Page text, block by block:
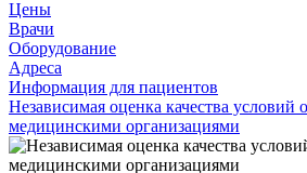
Цены
Врачи
Оборудование
Адреса
Информация для пациентов
Независимая оценка качества условий
медицинскими организациями